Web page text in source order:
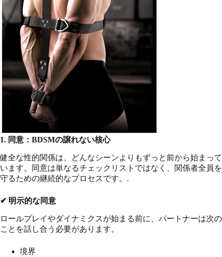
1. 同意：BDSMの譲れない核心
健全な性的関係は、どんなシーンよりもずっと前から始まって
います。同意は単なるチェックリストではなく、関係者全員を
守るための継続的なプロセスです。.
✔ 明示的な同意
ロールプレイやダイナミクスが始まる前に、パートナーは次の
ことを話し合う必要があります。
境界